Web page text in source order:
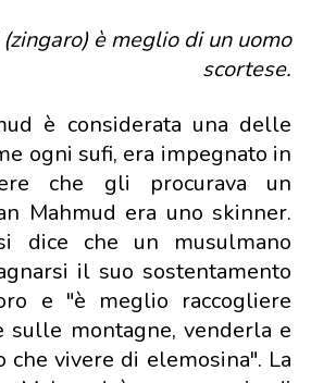
è meglio di un uomo
scortese.
è considerata una delle
ogni sufi, era impegnato in
che gli procurava un
Mahmud era uno skinner.
dice che un musulmano
il suo sostentamento
e "è meglio raccogliere
sulle montagne, venderla e
che vivere di elemosina". La